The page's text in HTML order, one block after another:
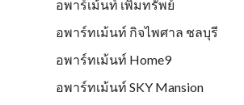
อพาร์เม้นท์ เพิ่มทรัพย์
อพาร์ทเม้นท์ กิจไพศาล ชลบุรี
อพาร์ทเม้นท์ Home9
อพาร์ทเม้นท์ SKY Mansion